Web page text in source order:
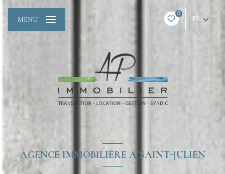
0
FR
MENU
AGENCE IMMOBILIÈRE À SAINT-JULIEN